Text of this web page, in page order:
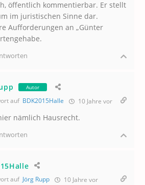
öffentlich kommentierbar. Er stellt
im juristischen Sinne dar.
Aufforderungen an „Günter
Autor
auf BDK2015Halle 10 Jahre vor
nämlich Hausrecht.
auf Jörg Rupp 10 Jahre vor